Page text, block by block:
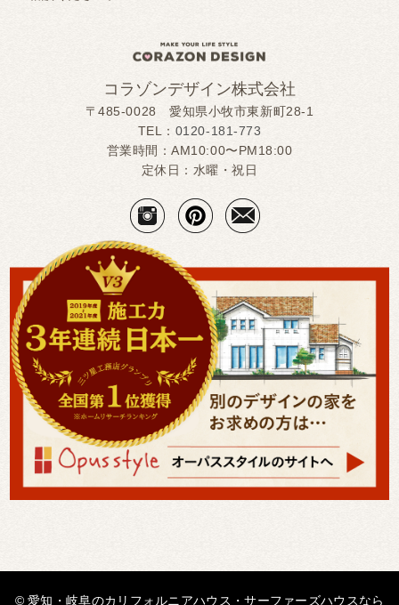
コラゾンデザイン株式会社
〒485-0028 愛知県小牧市東新町28-1
TEL： 0120-181-773
営業時間：AM10:00〜PM18:00
定休日：水曜・祝日
© 愛知・岐阜のカリフォルニアハウス・サーファーズハウスなら